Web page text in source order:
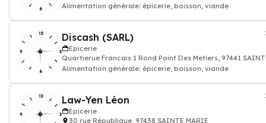
Alimentation générale: épicerie, boisson, viande
Discash (SARL)
Epicerie
Quartierue Francais 1 Rond Point Des Metiers, 97441
Alimentation générale: épicerie, boisson, viande
Law-Yen Léon
Epicerie
30 rue République, 97438 SAINTE MARIE